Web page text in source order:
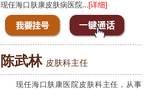
现任海口肤康皮肤病医院...[详细]
陈武林 皮肤科主任
现任海口肤康医院皮肤科主任，从事